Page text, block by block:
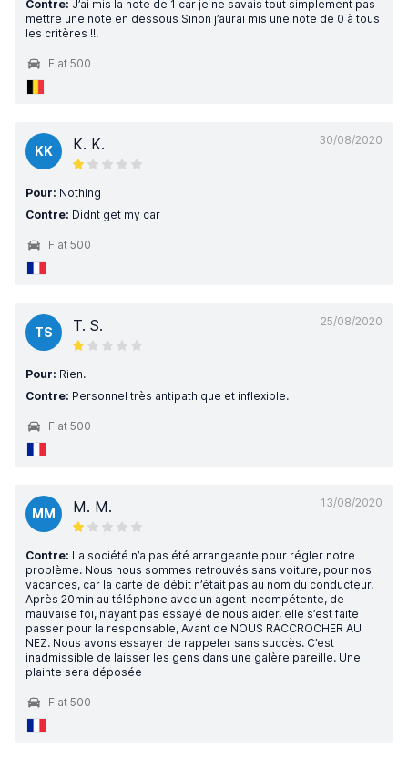
Contre: J’ai mis la note de 1 car je ne savais tout simplement pas
mettre une note en dessous Sinon j’aurai mis une note de 0 à tous
les critères !!!
Fiat 500
30/08/2020
KK K. K.
Pour: Nothing
Contre: Didnt get my car
Fiat 500
25/08/2020
TS T. S.
Pour: Rien.
Contre: Personnel très antipathique et inflexible.
Fiat 500
13/08/2020
MM M. M.
Contre: La société n’a pas été arrangeante pour régler notre
problème. Nous nous sommes retrouvés sans voiture, pour nos
vacances, car la carte de débit n’était pas au nom du conducteur.
Après 20min au téléphone avec un agent incompétente, de
mauvaise foi, n’ayant pas essayé de nous aider, elle s’est faite
passer pour la responsable, Avant de NOUS RACCROCHER AU
NEZ. Nous avons essayer de rappeler sans succès. C’est
inadmissible de laisser les gens dans une galère pareille. Une
plainte sera déposée
Fiat 500